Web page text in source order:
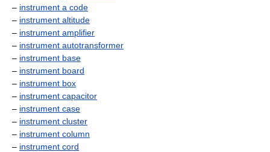
– instrument a code
– instrument altitude
– instrument amplifier
– instrument autotransformer
– instrument base
– instrument board
– instrument box
– instrument capacitor
– instrument case
– instrument cluster
– instrument column
– instrument cord